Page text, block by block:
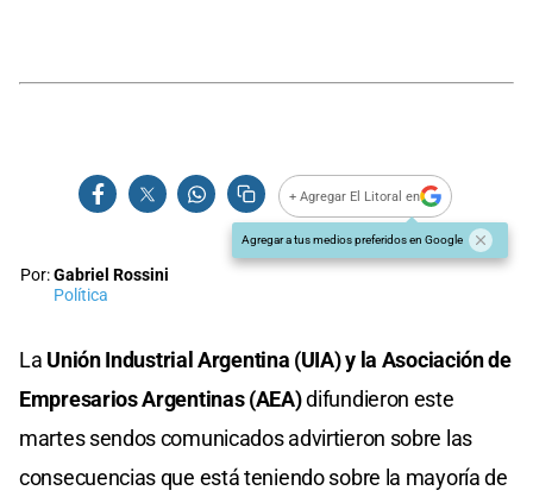
+ Agregar El Litoral en
Agregar a tus medios preferidos en Google
Por:Gabriel Rossini
Política
La Unión Industrial Argentina (UIA) y la Asociación de
Empresarios Argentinas (AEA)difundieron este
martes sendos comunicados advirtieron sobre las
consecuencias que está teniendo sobre la mayoría de